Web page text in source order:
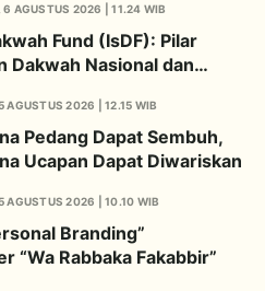
6 AGUSTUS 2026 | 11.24 WIB
Fund (IsDF): Pilar
Dakwah Nasional dan
AGUSTUS 2026 | 12.15 WIB
Pedang Dapat Sembuh,
Ucapan Dapat Diwariskan
AGUSTUS 2026 | 10.10 WIB
Branding”
“Wa Rabbaka Fakabbir”